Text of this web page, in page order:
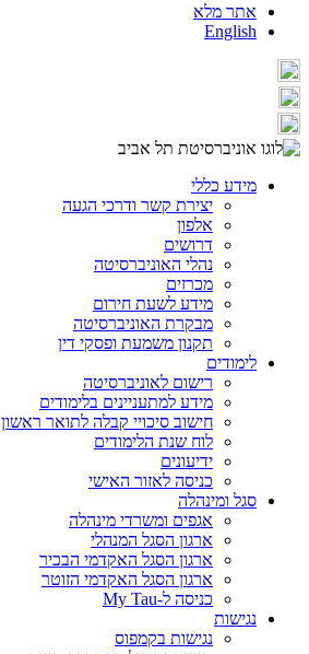
אתר מלא
English
מידע כללי
יצירת קשר ודרכי הגעה
אלפון
דרושים
נהלי האוניברסיטה
מכרזים
מידע לשעת חירום
מבקרת האוניברסיטה
תקנון משמעת ופסקי דין
לימודים
רישום לאוניברסיטה
מידע למתעניינים בלימודים
חישוב סיכויי קבלה לתואר ראשון
לוח שנת הלימודים
ידיעונים
כניסה לאזור האישי
סגל ומינהלה
אגפים ומשרדי מינהלה
ארגון הסגל המנהלי
ארגון הסגל האקדמי הבכיר
ארגון הסגל האקדמי הזוטר
כניסה ל-My Tau
נגישות
נגישות בקמפוס